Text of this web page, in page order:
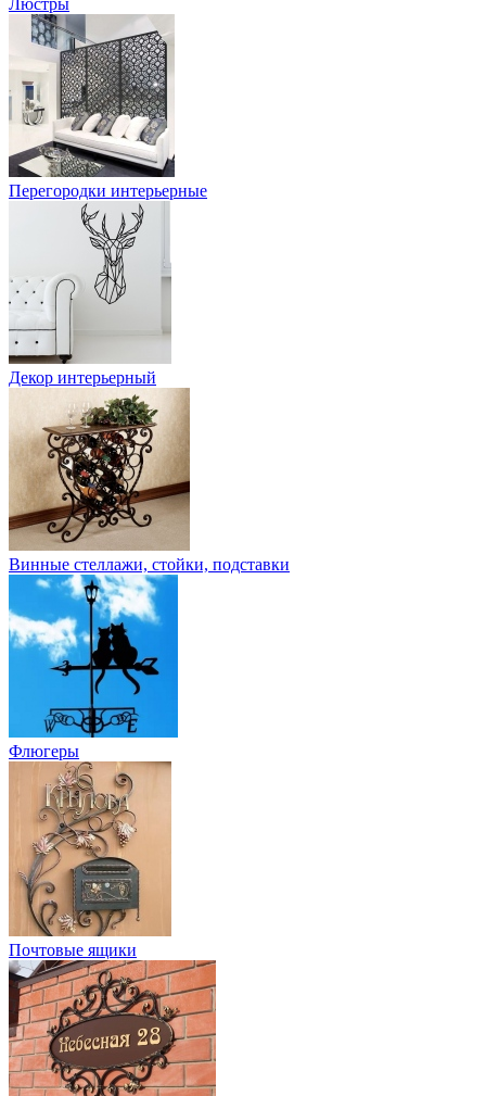
Люстры
Перегородки интерьерные
Декор интерьерный
Винные стеллажи, стойки, подставки
Флюгеры
Почтовые ящики